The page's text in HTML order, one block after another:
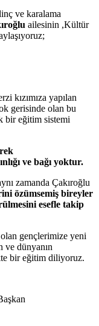
ve karalama
ailesinin ,Kültür
kızımıza yapılan
gerisinde olan bu
bir eğitim sistemi
ve bağı yoktur.
zamanda Çakıroğlu
özümsemiş bireyler
esefle takip
gençlerimize yeni
ve dünyanın
bir eğitim diliyoruz.